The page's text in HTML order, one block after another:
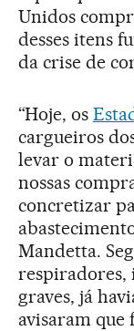
Unidos
desses itens
da crise de
“Hoje, os
cargueiros
levar o
nossas
concretizar
Mandetta.
respiradores,
graves, já
avisaram que